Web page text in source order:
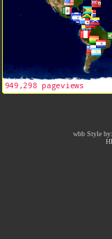
wbb Style